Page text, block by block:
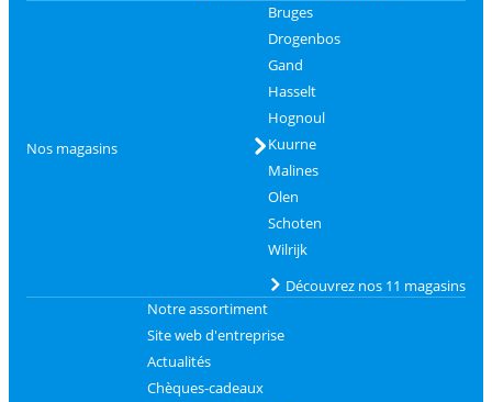
Nos magasins
Bruges
Drogenbos
Gand
Hasselt
Hognoul
Kuurne
Malines
Olen
Schoten
Wilrijk
Découvrez nos 11 magasins
Notre assortiment
Site web d'entreprise
Actualités
Chèques-cadeaux